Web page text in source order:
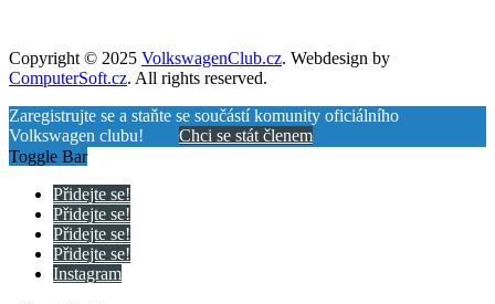
Copyright © 2025 VolkswagenClub.cz. Webdesign by
ComputerSoft.cz. All rights reserved.
Zaregistrujte se a staňte se součástí komunity oficiálního
Volkswagen clubu! Chci se stát členem
Toggle Bar
Přidejte se!
Přidejte se!
Přidejte se!
Přidejte se!
Instagram